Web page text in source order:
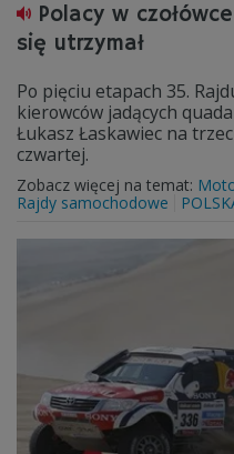
Polacy w
się utrzymał
Po pięciu etapach 35.
kierowców jadących
Łukasz Łaskawiec na
czwartej.
Zobacz więcej na temat:
Rajdy samochodowe